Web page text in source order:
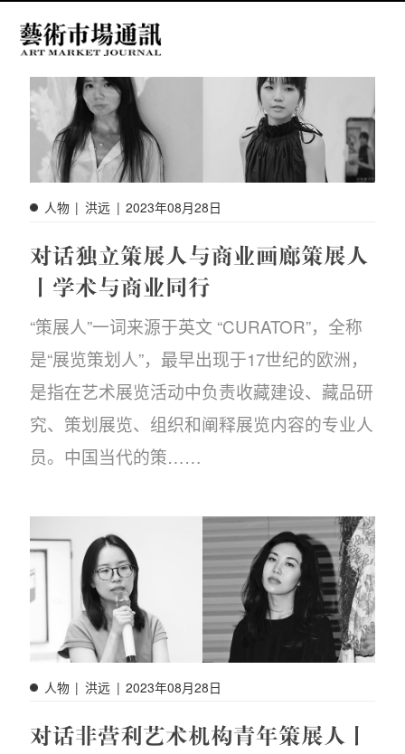
搜索
对话独立策展人与商业画廊策展人
丨学术与商业同行
“策展人”一词来源于英文 “CURATOR”，全称
是“展览策划人”，最早出现于17世纪的欧洲，
是指在艺术展览活动中负责收藏建设、藏品研
究、策划展览、组织和阐释展览内容的专业人
员。中国当代的策……
人物 | 洪远 | 2023年08月28日
对话非营利艺术机构青年策展人丨
人物 | 洪远 | 2023年08月28日